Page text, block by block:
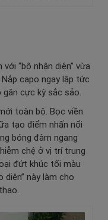
“bộ nhận diện” vừa
capo ngay lập tức
cực kỳ sắc sảo.
toàn bộ. Bọc viền
tạo điểm nhấn nổi
bóng đâm ngang
chệ ở vị trí trung
đứt khúc tối màu
diện” này làm cho